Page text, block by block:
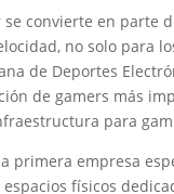
se convierte en parte
no solo para
de Deportes
de gamers más
para
la primera empresa
espacios físicos